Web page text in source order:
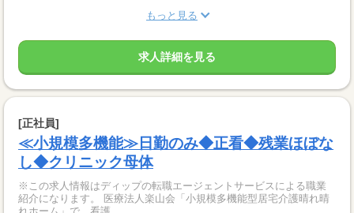
もっと見る
求人詳細を見る
[正社員]
≪小規模多機能≫日勤のみ◆正看◆残業ほぼな
し◆クリニック母体
※この求人情報はディップの転職エージェントサービスによる職業
紹介になります。 医療法人楽山会「小規模多機能型居宅介護晴れ晴